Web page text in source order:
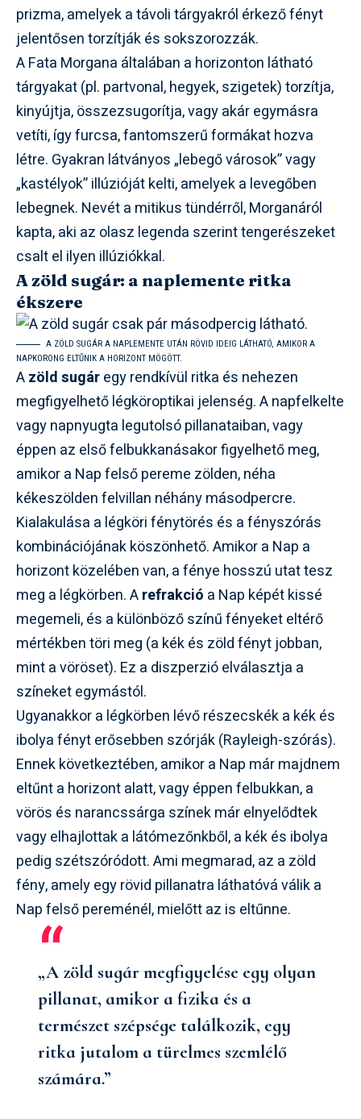
prizma, amelyek a távoli tárgyakról érkező fényt
jelentősen torzítják és sokszorozzák.
A Fata Morgana általában a horizonton látható
tárgyakat (pl. partvonal, hegyek, szigetek) torzítja,
kinyújtja, összezsugorítja, vagy akár egymásra
vetíti, így furcsa, fantomszerű formákat hozva
létre. Gyakran látványos „lebegő városok” vagy
„kastélyok” illúzióját kelti, amelyek a levegőben
lebegnek. Nevét a mitikus tündérről, Morganáról
kapta, aki az olasz legenda szerint tengerészeket
csalt el ilyen illúziókkal.
A zöld sugár: a naplemente ritka
ékszere
A ZÖLD SUGÁR A NAPLEMENTE UTÁN RÖVID IDEIG LÁTHATÓ, AMIKOR A
NAPKORONG ELTŰNIK A HORIZONT MÖGÖTT.
Azöld sugáregy rendkívül ritka és nehezen
megfigyelhető légköroptikai jelenség. A napfelkelte
vagy napnyugta legutolsó pillanataiban, vagy
éppen az első felbukkanásakor figyelhető meg,
amikor a Nap felső pereme zölden, néha
kékeszölden felvillan néhány másodpercre.
Kialakulása a légköri fénytörés és a fényszórás
kombinációjának köszönhető. Amikor a Nap a
horizont közelében van, a fénye hosszú utat tesz
meg a légkörben. Arefrakció a Nap képét kissé
megemeli, és a különböző színű fényeket eltérő
mértékben töri meg (a kék és zöld fényt jobban,
mint a vöröset). Ez a diszperzió elválasztja a
színeket egymástól.
Ugyanakkor a légkörben lévő részecskék a kék és
ibolya fényt erősebben szórják (Rayleigh-szórás).
Ennek következtében, amikor a Nap már majdnem
eltűnt a horizont alatt, vagy éppen felbukkan, a
vörös és narancssárga színek már elnyelődtek
vagy elhajlottak a látómezőnkből, a kék és ibolya
pedig szétszóródott. Ami megmarad, az a zöld
fény, amely egy rövid pillanatra láthatóvá válik a
Nap felső pereménél, mielőtt az is eltűnne.
„A zöld sugár megfigyelése egy olyan
pillanat, amikor a fizika és a
természet szépsége találkozik, egy
ritka jutalom a türelmes szemlélő
számára.”